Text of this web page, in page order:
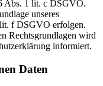
Abs. 1 lit. c DSGVO.
unseres
f DSGVO erfolgen.
Rechtsgrundlagen wird
informiert.
Daten